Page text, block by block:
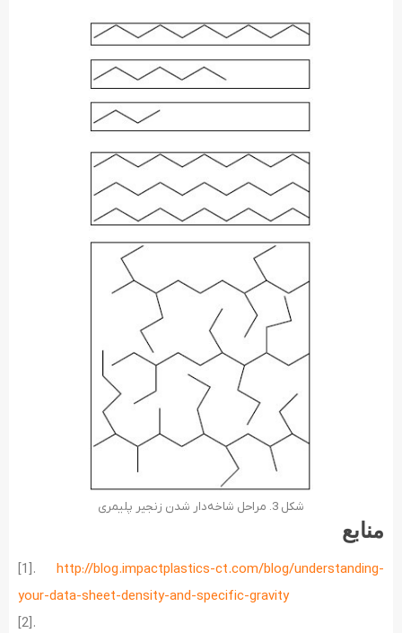
شکل 3. مراحل شاخه‌دار شدن زنجیر پلیمری
منابع
[1]. http://blog.impactplastics-ct.com/blog/understanding-
your-data-sheet-density-and-specific-gravity
[2].